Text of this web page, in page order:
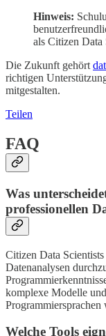
Hinweis:
als Citizen Data
Die Zukunft gehört
richtigen
mitgestalten.
Teilen
FAQ
Was
professionellen
Citizen Data
Datenanalysen
komplexe Modelle
Welche Tools